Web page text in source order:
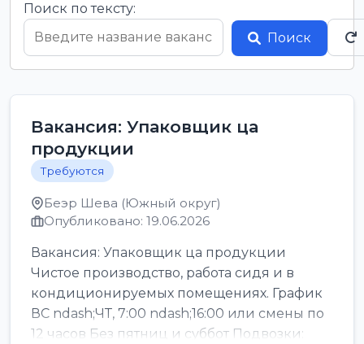
Поиск по тексту:
Поиск
Вакансия: Упаковщик ца
продукции
Требуются
Беэр Шева (Южный округ)
Опубликовано: 19.06.2026
Вакансия: Упаковщик ца продукции
Чистое производство, работа сидя и в
кондиционируемых помещениях. График
ВС ndash;ЧТ, 7:00 ndash;16:00 или смены по
12 часов Без пятниц и суббот Подвозки: